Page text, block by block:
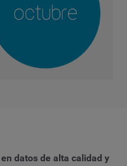
datos de alta calidad y